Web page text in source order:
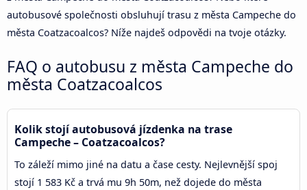
autobusové společnosti obsluhují trasu z města Campeche do
města Coatzacoalcos? Níže najdeš odpovědi na tvoje otázky.
FAQ o autobusu z města Campeche do
města Coatzacoalcos
Kolik stojí autobusová jízdenka na trase
Campeche – Coatzacoalcos?
To záleží mimo jiné na datu a čase cesty. Nejlevnější spoj
stojí 1 583 Kč a trvá mu 9h 50m, než dojede do města